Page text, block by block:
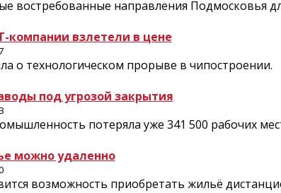
востребованные направления Подмосковья
компании взлетели в цене
о технологическом прорыве в чипостроении.
под угрозой закрытия
потеряла уже 341 500 рабочих
можно удаленно
возможность приобретать жильё